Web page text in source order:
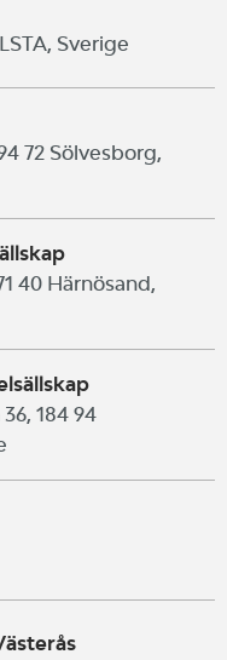
Sverige
72 Sölvesborg,
40 Härnösand,
184 94